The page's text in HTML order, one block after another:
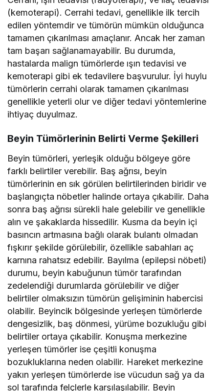
(kemoterapi). Cerrahi tedavi, genellikle ilk tercih
edilen yöntemdir ve tümörün mümkün olduğunca
tamamen çıkarılması amaçlanır. Ancak her zaman
tam başarı sağlanamayabilir. Bu durumda,
hastalarda malign tümörlerde ışın tedavisi ve
kemoterapi gibi ek tedavilere başvurulur. İyi huylu
tümörlerin cerrahi olarak tamamen çıkarılması
genellikle yeterli olur ve diğer tedavi yöntemlerine
ihtiyaç duyulmaz.
Beyin Tümörlerinin Belirti Verme Şekilleri
Beyin tümörleri, yerleşik olduğu bölgeye göre
farklı belirtiler verebilir. Baş ağrısı, beyin
tümörlerinin en sık görülen belirtilerinden biridir ve
başlangıçta nöbetler halinde ortaya çıkabilir. Daha
sonra baş ağrısı sürekli hale gelebilir ve genellikle
alın ve şakaklarda hissedilir. Kusma da beyin içi
basıncın artmasına bağlı olarak bulantı olmadan
fışkırır şekilde görülebilir, özellikle sabahları aç
karnına rahatsız edebilir. Bayılma (epilepsi nöbeti)
durumu, beyin kabuğunun tümör tarafından
zedelendiği durumlarda görülebilir ve diğer
belirtiler olmaksızın tümörün gelişiminin habercisi
olabilir. Beyincik bölgesinde yerleşen tümörlerde
dengesizlik, baş dönmesi, yürüme bozukluğu gibi
belirtiler ortaya çıkabilir. Konuşma merkezine
yerleşen tümörler ise çeşitli konuşma
bozukluklarına neden olabilir. Hareket merkezine
yakın yerleşen tümörlerde ise vücudun sağ ya da
sol tarafında felçlerle karşılaşılabilir. Beyin